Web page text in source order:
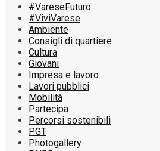
#VareseFuturo
#ViviVarese
Ambiente
Consigli di quartiere
Cultura
Giovani
Impresa e lavoro
Lavori pubblici
Mobilità
Partecipa
Percorsi sostenibili
PGT
Photogallery